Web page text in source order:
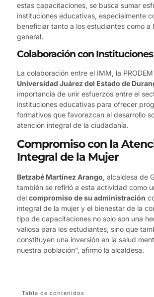
estas capacitaciones, se busca sumar
instituciones educativas, especialmente
beneficiar tanto a los estudiantes como a
general.
Colaboración con
La colaboración entre el IMM, la
Universidad Juárez del Estado de
importancia de unir esfuerzos entre el
instituciones educativas para ofrecer
formativos que favorezcan el desarrollo
atención integral de la ciudadanía.
Compromiso con la
Integral de la Mujer
Betzabé Martínez Arango, alcaldesa de
también se refirió a esta actividad como
del compromiso de su administración
integral de la mujer y el bienestar de la
tipo de capacitaciones no solo son una
valiosa para los estudiantes, sino que
constituyen una inversión en la salud
nuestra población”, afirmó la alcaldesa.
Tabla de contenidos